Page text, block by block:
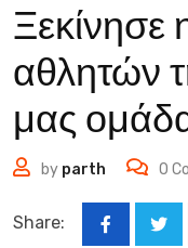
Ξεκίνησε
αθλητών
μας
by parth 0
Share: